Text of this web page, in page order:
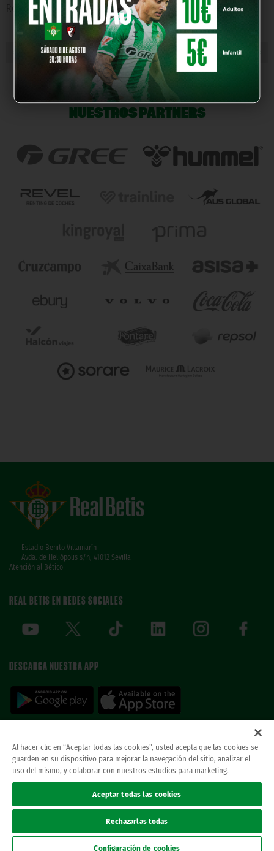
Relacionado con Juan Merino
« NOTICIA ANTERIOR NOTICIA SIGUIENTE »
NUESTROS PARTNERS
Estadio Benito Villamarín
Avda. de Heliópolis s/n, 41012 Sevilla
Atención al Bético
REAL BETIS EN REDES SOCIALES
DESCARGA NUESTRA APP
© REAL BETIS BALOMPIE.esta página web es la única oficial del real betis balompie.
todos los derechos reservados.
Canal ético
Al hacer clic en “Aceptar todas las cookies”, usted acepta que las cookies se
guarden en su dispositivo para mejorar la navegación del sitio, analizar el
uso del mismo, y colaborar con nuestros estudios para marketing.
Aceptar todas las cookies
Rechazarlas todas
Configuración de cookies